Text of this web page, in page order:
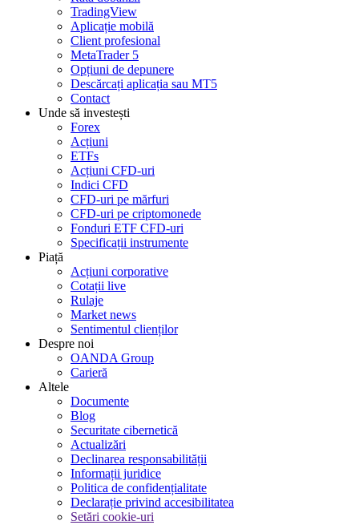
TradingView
Aplicație mobilă
Client profesional
MetaTrader 5
Opțiuni de depunere
Descărcați aplicația sau MT5
Contact
Unde să investești
Forex
Acțiuni
ETFs
Acțiuni CFD-uri
Indici CFD
CFD-uri pe mărfuri
CFD-uri pe criptomonede
Fonduri ETF CFD-uri
Specificații instrumente
Piață
Acțiuni corporative
Cotații live
Rulaje
Market news
Sentimentul clienților
Despre noi
OANDA Group
Carieră
Altele
Documente
Blog
Securitate cibernetică
Actualizări
Declinarea responsabilității
Informații juridice
Politica de confidențialitate
Declarație privind accesibilitatea
Setări cookie-uri